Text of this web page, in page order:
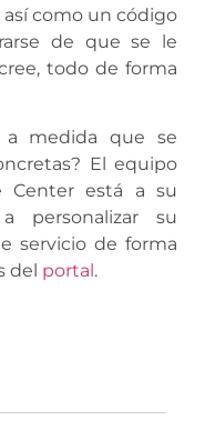
como un código
de que se le
todo de forma
a medida que se
El equipo
Center está a su
personalizar su
servicio de forma
del portal.